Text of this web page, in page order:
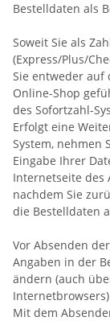
Bestelldaten als
Soweit Sie als
(Express/Plus/
Sie entweder auf
Online-Shop
des Sofortzahl-
Erfolgt eine
System, nehmen
Eingabe Ihrer
Internetseite des
nachdem Sie
die Bestelldaten
Vor Absenden
Angaben in der
ändern (auch
Mit dem